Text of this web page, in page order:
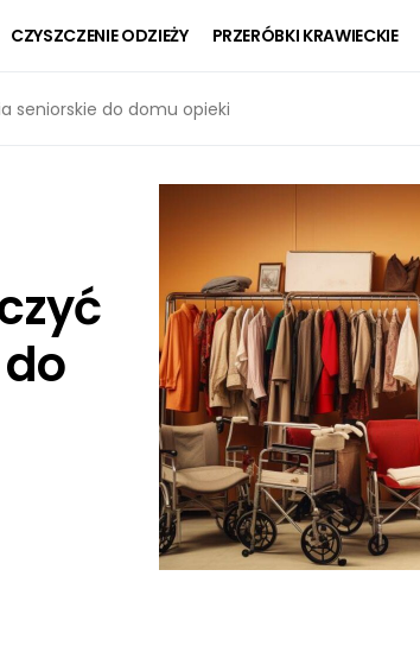
CZYSZCZENIE ODZIEŻY PRZERÓBKI KRAWIECKIE
seniorskie do domu opieki